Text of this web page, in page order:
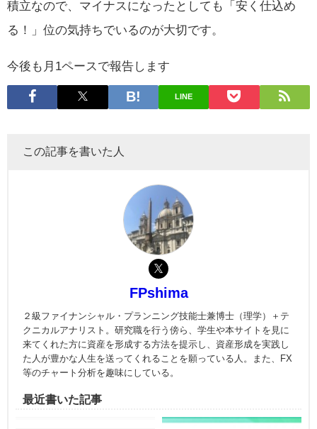
積立なので、マイナスになったとしても「安く仕込め
る！」位の気持ちでいるのが大切です。
今後も月1ペースで報告します
LINE
この記事を書いた人
FPshima
２級ファイナンシャル・プランニング技能士兼博士（理学）＋テ
クニカルアナリスト。研究職を行う傍ら、学生や本サイトを見に
来てくれた方に資産を形成する方法を提示し、資産形成を実践し
た人が豊かな人生を送ってくれることを願っている人。また、FX
等のチャート分析を趣味にしている。
最近書いた記事